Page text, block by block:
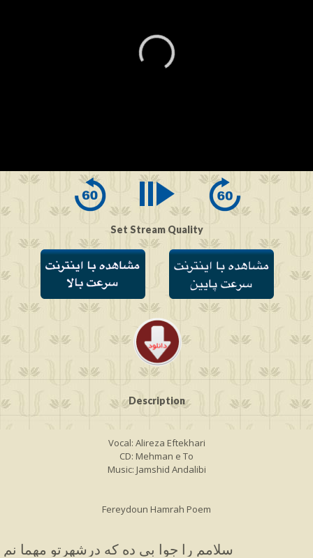
seconds
0
Set Stream Quality
Description
Vocal: Alireza Eftekhari
CD: Mehman e To
Music: Jamshid Andalibi
Fereydoun Hamrah Poem
سلامم را جوا بی ده که درشهرتو مهما نم